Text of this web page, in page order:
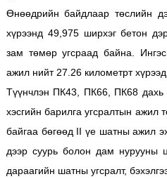
Өнөөдрийн байдлаар төслийн
хүрээнд 49,975 ширхэг бетон
зам төмөр угсраад байна.
ажил нийт 27.26 километрт хүрээд
Түүнчлэн ПК43, ПК66, ПК68 дахь
хэсгийн барилга угсралтын ажил
байгаа бөгөөд II үе шатны ажил
дээр суурь болон дам нурууны
дараагийн шатны угсралт,